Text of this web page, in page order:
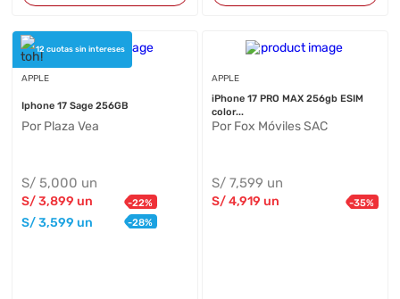
12 cuotas sin intereses
APPLE
Iphone 17 Sage 256GB
Por Plaza Vea
S/5,000 un
S/3,899 un -22%
S/3,599 un -28%
APPLE
iPhone 17 PRO MAX 256gb ESIM
color...
Por Fox Móviles SAC
S/ 7,599 un
S/4,919 un -35%